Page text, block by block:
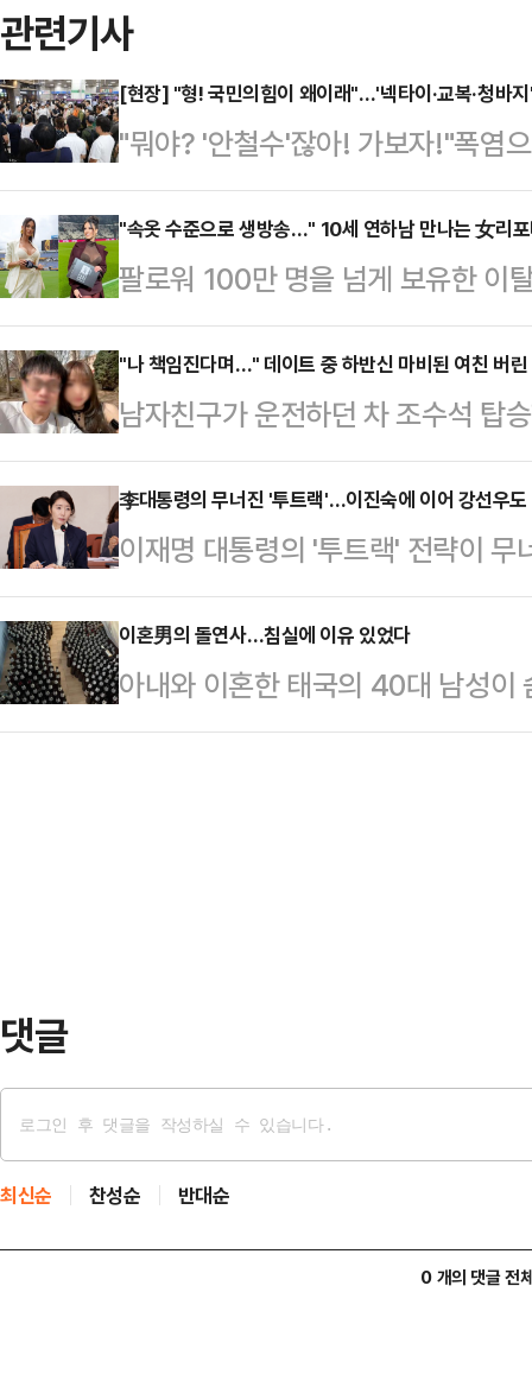
관련기사
[현장] "형! 국민의힘이 왜이래"…'넥타이·교복·청바
"뭐야? '안철수'잖아! 가보자!"폭염
마친 후 지칠 만도 한 퇴근길. 그럼
당대표 후보를 발견하자 모두 걸음
티셔츠 한 장과 청바지를 입은 청년
보안요원 복장의 시큐리티, 교복을
지 모두 '철수형'에게 듣고 싶어 수
다.23일 저녁 퇴근시간대 시끌벅적
이크 하나…
"속옷 수준으로 생방송…" 10세 연하남 만나는 女리
팔로워 100만 명을 넘게 보유한 이
나의 과한 노출 의상이 화제의 중
에 따르면 엘레오노라 인카르도나
스타디움에서 열린 PSG와 바이에
착용했다.공개된 사진에 따르면 인
트와 브라톱 차림(사진 왼쪽)으로
셜미디어(SNS)에 공유돼 화제를
태의 상의 차림은 과하…
"나 책임진다며…" 데이트 중 하반신 마비된 여친 버린
남자친구가 운전하던 차 조수석 탑
을 받은 가운데, 보살핌을 약속했던
일고 있다.19일 홍콩 사우스차이
5일 바이(여·25)씨는 남자친구 장
간쑤성의 저수지 근처를 자동차로
고를 당했다.당시 장씨는 운전 중
경찰은 장씨가 반대 차선으로 운전
이 있고, 트럭 운전자에…
李대통령의 무너진 '투트랙'…이진숙에 이어 강선우도
이재명 대통령의 '투트랙' 전략이
중 이진숙 전 교육부 장관 후보자를
관 후보자 임명을 강행하려 했으나,
고 강 후보자마저 낙마하게 됐다.
"많이 부족하지만 모든 것을 쏟아
이혼男의 돌연사…침실에 이유 있었다
아내와 이혼한 태국의 40대 남성
가 넘는 맥주병이 놓여 있었다.지
댓글
최신순 찬성순 반대순
0 개의 댓글 전